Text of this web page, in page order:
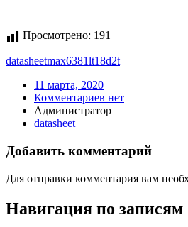
Просмотрено: 191
datasheetmax6381lt18d2t
11 марта, 2020
Комментариев нет
Администратор
datasheet
Добавить комментарий
Для отправки комментария вам
Навигация по записям